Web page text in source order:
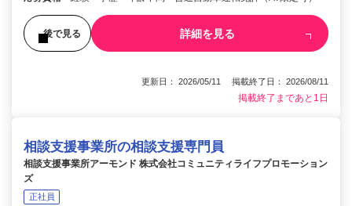
後で見る 詳細を見る
更新日： 2026/05/11 掲載終了日： 2026/08/11
掲載終了まであと1日
相談支援事業所の相談支援専門員
相談支援事業所アーモンド 株式会社コミュニティライフプロモーション
ズ
正社員